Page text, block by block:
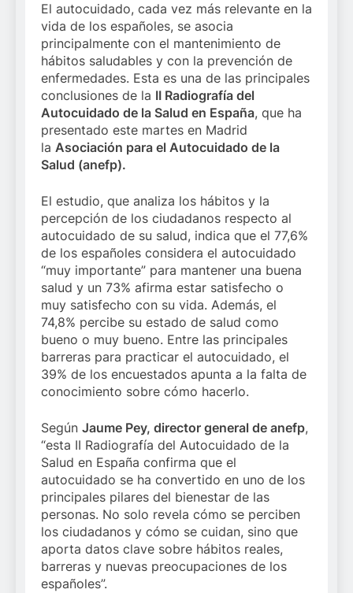
El autocuidado, cada vez más relevante en la
vida de los españoles, se asocia
principalmente con el mantenimiento de
hábitos saludables y con la prevención de
enfermedades. Esta es una de las principales
conclusiones de la II Radiografía del
Autocuidado de la Salud en España, que ha
presentado este martes en Madrid
la Asociación para el Autocuidado de la
Salud (anefp).
El estudio, que analiza los hábitos y la
percepción de los ciudadanos respecto al
autocuidado de su salud, indica que el 77,6%
de los españoles considera el autocuidado
“muy importante” para mantener una buena
salud y un 73% afirma estar satisfecho o
muy satisfecho con su vida. Además, el
74,8% percibe su estado de salud como
bueno o muy bueno. Entre las principales
barreras para practicar el autocuidado, el
39% de los encuestados apunta a la falta de
conocimiento sobre cómo hacerlo.
Según Jaume Pey, director general de anefp,
“esta II Radiografía del Autocuidado de la
Salud en España confirma que el
autocuidado se ha convertido en uno de los
principales pilares del bienestar de las
personas. No solo revela cómo se perciben
los ciudadanos y cómo se cuidan, sino que
aporta datos clave sobre hábitos reales,
barreras y nuevas preocupaciones de los
españoles”.